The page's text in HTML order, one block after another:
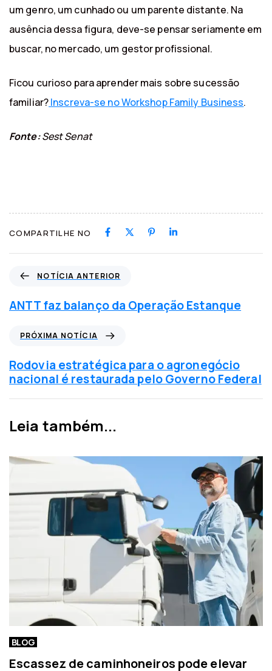
um genro, um cunhado ou um parente distante. Na
ausência dessa figura, deve-se pensar seriamente em
buscar, no mercado, um gestor profissional.
Ficou curioso para aprender mais sobre sucessão
familiar?Inscreva-se no Workshop Family Business.
Fonte:Sest Senat
COMPARTILHE NO
t
í
a
n
t
r
o
r
NOTÍCIA ANTERIOR
ANTT faz balanço da Operação Estanque
ó
x
i
m
n
t
i
PRÓXIMA NOTÍCIA
Rodovia estratégica para o agronegócio
nacional é restaurada pelo Governo Federal
Leia também...
BLOG
Escassez de caminhoneiros pode elevar